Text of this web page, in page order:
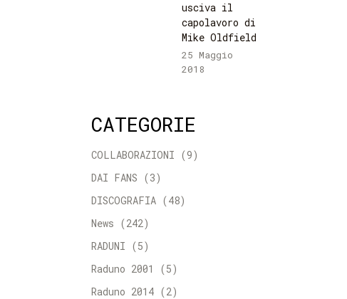
usciva il
capolavoro di
Mike Oldfield
25 Maggio
2018
CATEGORIE
COLLABORAZIONI (9)
DAI FANS (3)
DISCOGRAFIA(48)
News (242)
RADUNI (5)
Raduno 2001
(5)
Raduno 2014(2)